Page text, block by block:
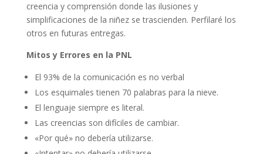
creencia y comprensión donde las ilusiones y
simplificaciones de la niñez se trascienden. Perfilaré los
otros en futuras entregas.
Mitos y Errores en la PNL
El 93% de la comunicación es no verbal
Los esquimales tienen 70 palabras para la nieve.
El lenguaje siempre es literal.
Las creencias son difíciles de cambiar.
«Por qué» no debería utilizarse.